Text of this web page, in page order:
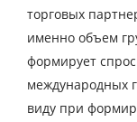
торговых
именно объем
формирует
международных
виду при